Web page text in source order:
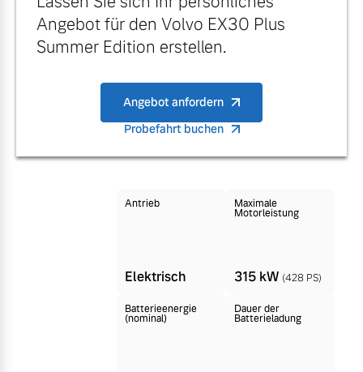
Mehr erfahren
Finanzierung & Leasing
Versicherung
Angebot für den Volvo EX30 Plus
Summer Edition erstellen.
Angebot anfordern
Probefahrt buchen
Antrieb
Elektrisch
Maximale
Motorleistung
315 kW (428 PS)
Batterieenergie
(nominal)
Dauer der
Batterieladung